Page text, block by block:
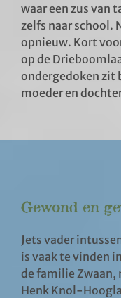
waar een zus van
zelfs naar school.
opnieuw. Kort
op de
ondergedoken zit
moeder en
Gewond en
Jets vader
is vaak te vinden
de familie Zwaan,
Henk Knol-